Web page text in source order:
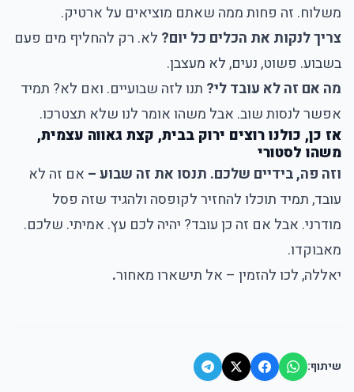
משלוח. זה פחות ממה שאתם מוציאים על ארטיק.
צריך לנקות את הכלים כל יום? לא. רק להחליף מים פעם
בשבוע. פשוט, נעים, לא מעצבן.
מה אם זה לא עובד לי? תנו לזה שבועיים. ואם לא? תמיד
אפשר לנסות שוב. אבל משהו אומר לנו שלא תצטרכו.
אז כן, כולנו רוצים ירוק בבית, קצת גאווה עצמית,
משהו לסטורי
וזה פה, בידיים שלכם. תנסו את זה שבוע – אם זה לא
עובד, תמיד תוכלו להחזיר לקופסה ולהגיד שזה פסל
מודרני. אבל אם זה כן עובד? יהיה לכם עץ. אמיתי. שלכם.
מאבוקדו.
יאללה, לכו להזמין – אל תישארו מאחור.
שיתוף: